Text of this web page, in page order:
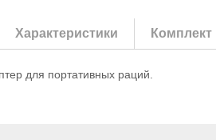
Характеристики Комплект
для портативных раций.